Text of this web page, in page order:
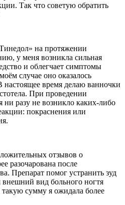
Так что советую обратить
на протяжении
у меня возникла сильная
и облегчает симптомы
случае оно оказалось
время делаю ванночки
При проведении
разу не возникло каких-либо
покраснения или
отзывов о
разочарована после
Препарат помог устранить зуд
вид больного ногтя
сумму я ожидала более